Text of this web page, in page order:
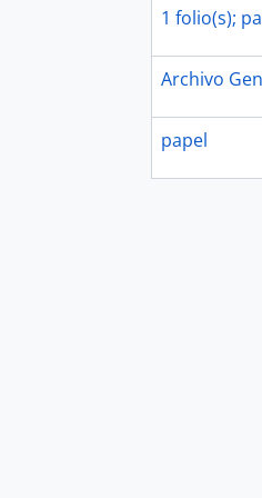
1 folio(s);
Archivo
papel